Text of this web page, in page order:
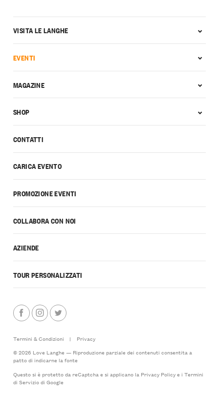
CONTATTI
CARICA EVENTO
PROMOZIONE EVENTI
COLLABORA CON NOI
AZIENDE
TOUR PERSONALIZZATI
VISITA LE LANGHE
EVENTI
MAGAZINE
SHOP
Termini & Condizioni |
Privacy
© 2026 Love Langhe — Riproduzione parziale dei contenuti consentita a
patto di indicarne la fonte
Questo si è protetto da reCaptcha e si applicano la Privacy Policye i Termini
di Serviziodi Google